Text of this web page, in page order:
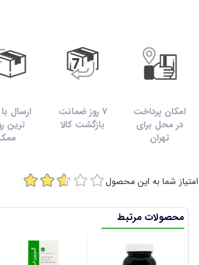
امکان پرداخت
در محل برای
تهران
7 روز ضمانت
بازگشت کالا
ارسال
ترین
امتیاز شما به این محصول
محصولات مرتبط